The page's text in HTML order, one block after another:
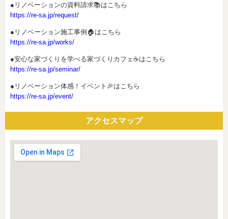
●リノベーションの資料請求📚はこちら
https://re-sa.jp/request/
●リノベーション施工事例🏠はこちら
https://re-sa.jp/works/
●安心な家づくりを学べる家づくりカフェ☕はこちら
https://re-sa.jp/seminar/
●リノベーション体感！イベント🎉はこちら
https://re-sa.jp/event/
アクセスマップ